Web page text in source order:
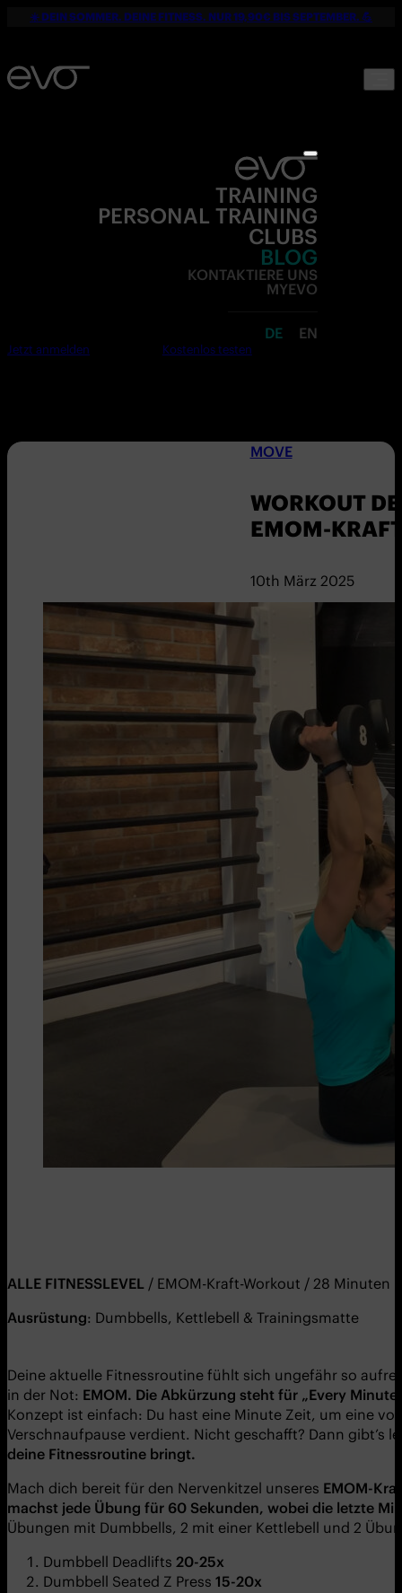
☀️ DEIN SOMMER. DEINE FITNESS. NUR 19,90€ BIS SEPTEMBER. 💪
TRAINING
PERSONAL TRAINING
CLUBS
BLOG
KONTAKTIERE UNS
MYEVO
DE EN
Jetzt anmelden Kostenlos testen
MOVE
WORKOUT
EMOM-
10th März 2025
ALLE FITNESSLEVEL / EMOM-Kraft-Workout / 28 Minuten
Ausrüstung: Dumbbells, Kettlebell & Trainingsmatte
Deine aktuelle Fitnessroutine fühlt sich ungefähr so
in der Not: EMOM. Die Abkürzung steht für „Every
Konzept ist einfach: Du hast eine Minute Zeit, um eine
Verschnaufpause verdient. Nicht geschafft? Dann gibt’s
deine Fitnessroutine bringt.
Mach dich bereit für den Nervenkitzel unseres EMOM-
machst jede Übung für 60 Sekunden, wobei die letzte
Übungen mit Dumbbells, 2 mit einer Kettlebell und 2
Dumbbell Deadlifts 20-25x
Dumbbell Seated Z Press 15-20x